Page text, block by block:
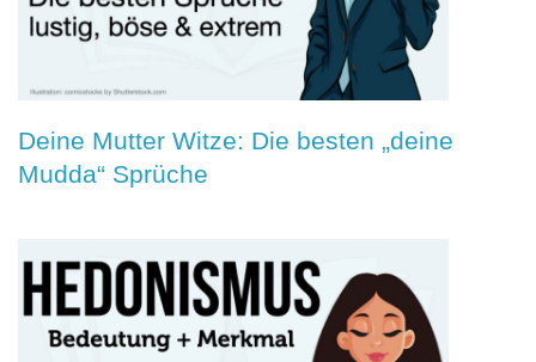
Deine Mutter Witze: Die besten „deine
Mudda“ Sprüche